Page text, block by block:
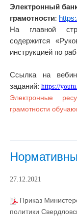
Электронный
грамотности:
На главной
содержится
инструкцией по
Ссылка на
заданий: https://
Электронные
грамотности
27.12.2021
Приказ
политики